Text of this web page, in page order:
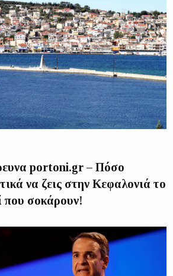
portoni.gr – Πόσο
να ζεις στην Κεφαλονιά το
που σοκάρουν!